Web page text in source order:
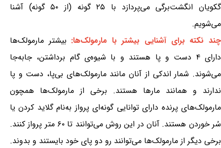
گکویان انگشت‌برگی می‌پردازد با ۲۵ گونه (از ۵۰ گونه) آشنا
می‌شویم.
چند نکته برای آشنایی بیشتر با مارمولک‌ها: بیشتر مارمولک‌ها
دارای ۴ دست و پا هستند و با شیوه‌ی گام برداشتن، جابه‌جا
می‌شوند. شمار اندکی از آنان مانند مارمولک‌های بی‌پا، دست و پا
ندارند و همانند مارها هستند. برخی از مارمولک‌ها همچون
مارمولک‌های پرنده دارای توانایی گونه‌ای پرواز به‌نام گلاید کردن یا
سُر خوردن هستند. آنان در این روش می‌توانند تا ۶۰ متر پرواز کنند.
برخی دیگر از مارمولک‌ها می‌توانند رو دو پای خود بایستند و بدوند.